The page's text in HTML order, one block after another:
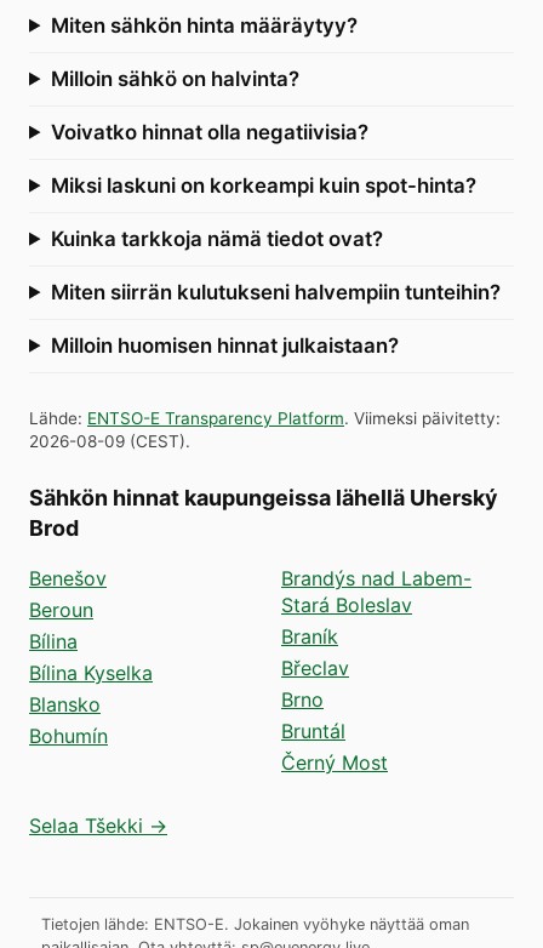
Miten sähkön hinta määräytyy?
Milloin sähkö on halvinta?
Voivatko hinnat olla negatiivisia?
Miksi laskuni on korkeampi kuin spot-hinta?
Kuinka tarkkoja nämä tiedot ovat?
Miten siirrän kulutukseni halvempiin tunteihin?
Milloin huomisen hinnat julkaistaan?
Lähde: ENTSO-E Transparency Platform. Viimeksi päivitetty:
2026-08-09 (CEST).
Sähkön hinnat kaupungeissa lähellä Uherský
Brod
Benešov
Beroun
Bílina
Bílina Kyselka
Blansko
Bohumín
Brandýs nad Labem-
Stará Boleslav
Braník
Břeclav
Brno
Bruntál
Černý Most
Selaa Tšekki →
Tietojen lähde: ENTSO-E. Jokainen vyöhyke näyttää oman